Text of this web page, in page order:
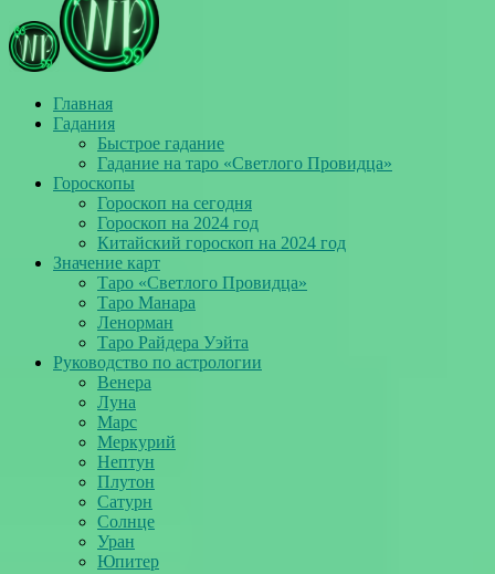
Главная
Гадания
Быстрое гадание
Гадание на таро «Светлого Провидца»
Гороскопы
Гороскоп на сегодня
Гороскоп на 2024 год
Китайский гороскоп на 2024 год
Значение карт
Таро «Светлого Провидца»
Таро Манара
Ленорман
Таро Райдера Уэйта
Руководство по астрологии
Венера
Луна
Марс
Меркурий
Нептун
Плутон
Сатурн
Солнце
Уран
Юпитер